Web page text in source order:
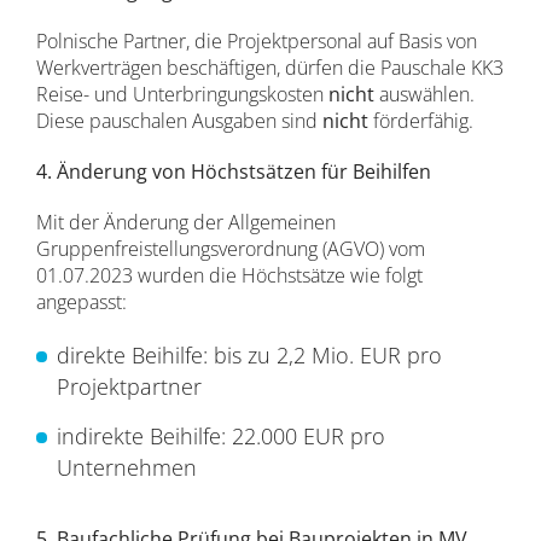
Polnische Partner, die Projektpersonal auf Basis von
Werkverträgen beschäftigen, dürfen die Pauschale KK3
Reise- und Unterbringungskosten nichtauswählen.
Diese pauschalen Ausgaben sind nichtförderfähig.
4. Änderung von Höchstsätzen für Beihilfen
Mit der Änderung der Allgemeinen
Gruppenfreistellungsverordnung (AGVO) vom
01.07.2023 wurden die Höchstsätze wie folgt
angepasst:
direkte Beihilfe: bis zu 2,2 Mio. EUR pro
Projektpartner
indirekte Beihilfe: 22.000 EUR pro
Unternehmen